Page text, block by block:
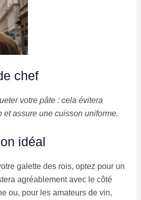
chef
votre pâte : cela évitera
et assure une cuisson uniforme.
idéal
galette des rois, optez pour un
agréablement avec le côté
ou, pour les amateurs de vin,